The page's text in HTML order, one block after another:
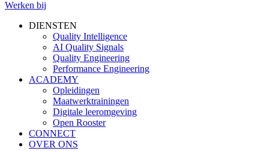
Werken bij
DIENSTEN
Quality Intelligence
AI Quality Signals
Quality Engineering
Performance Engineering
ACADEMY
Opleidingen
Maatwerktrainingen
Digitale leeromgeving
Open Rooster
CONNECT
OVER ONS